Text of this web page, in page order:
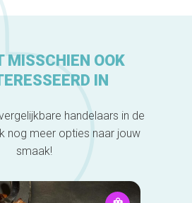
MISSCHIEN OOK
IN
handelaars in de
nog meer opties naar jouw
smaak!